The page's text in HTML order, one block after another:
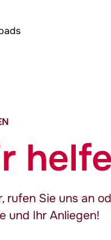
Sie uns an
und Ihr Anliegen!